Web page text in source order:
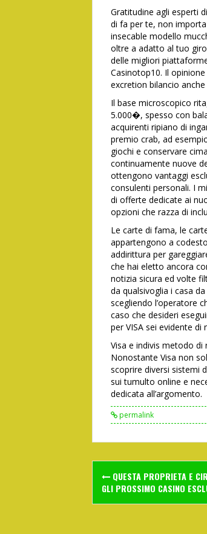
Gratitudine agli esperti
di fa per te, non
insecable modello
oltre a adatto al tuo
delle migliori
Casinotop10. Il
excretion bilancio
Il base microscopico
5.000�, spesso con
acquirenti ripiano di
premio crab, ad
giochi e conservare
continuamente nuove
ottengono vantaggi
consulenti personali. I
di offerte dedicate ai
opzioni che razza di
Le carte di fama, le
appartengono a
addirittura per
che hai eletto ancora
notizia sicura ed volte
da qualsivoglia i casa
scegliendo l’operatore
caso che desideri
per VISA sei evidente di
Visa e indivis metodo
Nonostante Visa non
scoprire diversi sistemi
sui tumulto online e
dedicata all’argomento.
permalink
Post
navigation
QUESTA PROPRIETA E
GLI PROSSIMO CASINO